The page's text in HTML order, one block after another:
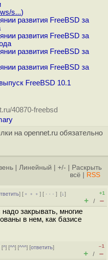
s...)
развития FreeBSD за
развития FreeBSD за
развития FreeBSD за
развития FreeBSD за
FreeBSD 10.1
40870-freebsd
на opennet.ru обязательно
Линейный +/-
Раскрыть
всё
RSS
] [ ﹢﹢﹢] [ · · ·][↓]
+1
+ / –
закрывать, многие
в нем, как базисе
[^] [^^] [^^^] [ответить]
–1
+ / –